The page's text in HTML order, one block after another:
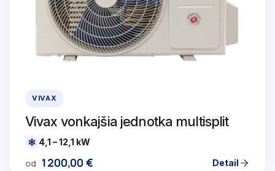
VIVAX
Vivax vonkajšia jednotka multisplit
4,1 – 12,1 kW
od 1200,00 € Detail